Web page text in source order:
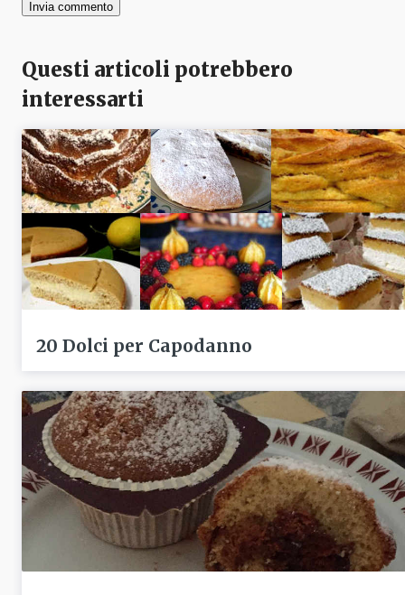
Questi articoli potrebbero
interessarti
20 Dolci per Capodanno